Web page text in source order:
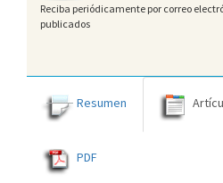
Reciba periódicamente por correo
publicados
Resumen
PDF